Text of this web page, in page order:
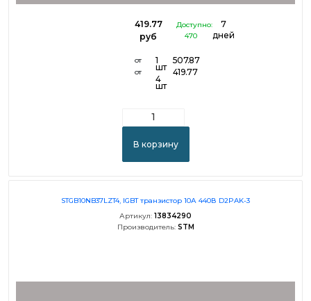
419.77
руб
Доступно:
470
7
дней
от
от
1
шт
4
шт
507.87
419.77
В корзину
STGB10NB37LZT4, IGBT транзистор 10А 440В D2PAK-3
Артикул: 13834290
Производитель: STM